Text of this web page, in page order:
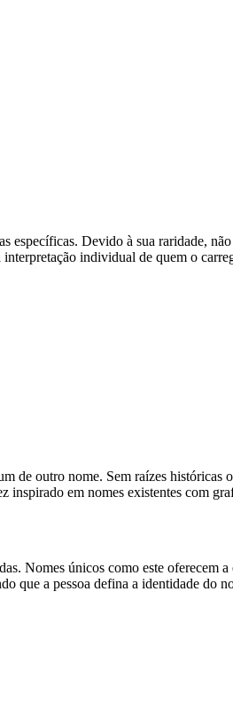
Devido à sua raridade,
individual de quem o
de outro nome. Sem raízes
em nomes existentes com
Nomes únicos como este oferecem
que a pessoa defina a identidade do